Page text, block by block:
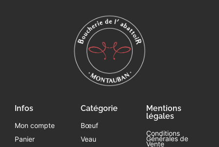
Infos
Mon compte
Panier
Catégorie
Bœuf
Veau
Mentions
légales
Conditions
Générales de
Vente